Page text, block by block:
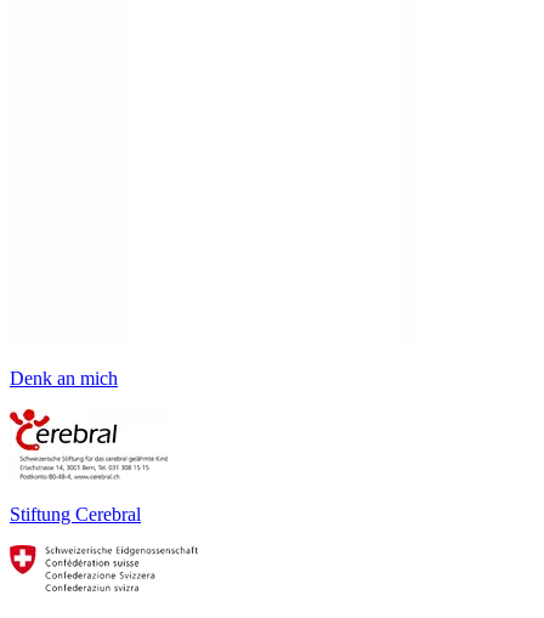
Denk an mich
Stiftung Cerebral